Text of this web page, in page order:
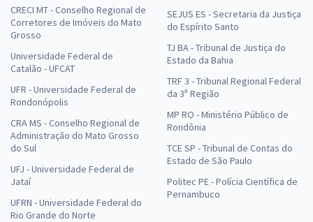
CRECI MT - Conselho Regional de
Corretores de Imóveis do Mato
Grosso
Universidade Federal de
Catalão - UFCAT
UFR - Universidade Federal de
Rondonópolis
CRA MS - Conselho Regional de
Administração do Mato Grosso
do Sul
UFJ - Universidade Federal de
Jataí
UFRN - Universidade Federal do
Rio Grande do Norte
SEJUS ES - Secretaria da Justiça
do Espírito Santo
TJ BA - Tribunal de Justiça do
Estado da Bahia
TRF 3 - Tribunal Regional Federal
da 3ª Região
MP RO - Ministério Público de
Rondônia
TCE SP - Tribunal de Contas do
Estado de São Paulo
Politec PE - Polícia Científica de
Pernambuco